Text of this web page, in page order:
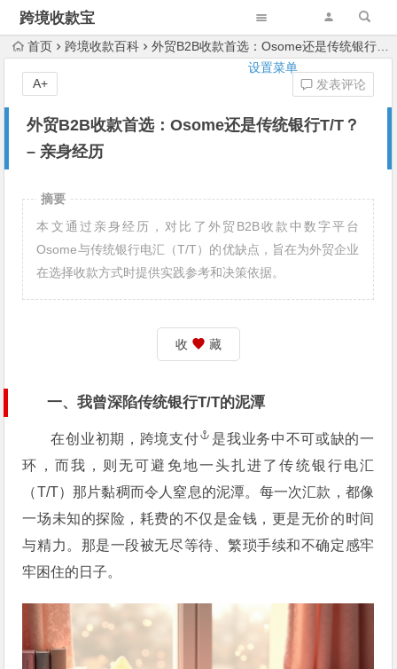
跨境收款宝
设置菜单
首页 跨境收款百科 外贸B2B收款首选：Osome还是传统银行T/T？ – 亲身经历
外贸B2B收款首选：Osome还是传统银行T/T？
– 亲身经历
发表评论
A+
摘要
本文通过亲身经历，对比了外贸B2B收款中数字平台
Osome与传统银行电汇（T/T）的优缺点，旨在为外贸企业
在选择收款方式时提供实践参考和决策依据。
收 藏
一、我曾深陷传统银行T/T的泥潭
在创业初期， 跨境支付
是我业务中不可或缺的一
环，而我，则无可避免地一头扎进了传统银行电汇
（T/T）那片黏稠而令人窒息的泥潭。每一次汇款，都像
一场未知的探险，耗费的不仅是金钱，更是无价的时间
与精力。那是一段被无尽等待、繁琐手续和不确定感牢
牢困住的日子。